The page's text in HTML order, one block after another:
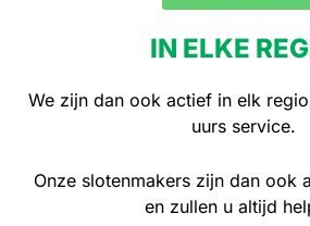
IN ELKE
We zijn dan ook actief in elk
uurs service.
Onze slotenmakers zijn dan ook
en zullen u altijd